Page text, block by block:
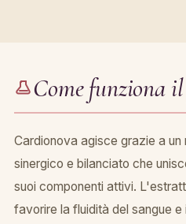
Come funziona
Cardionova agisce grazie a
sinergico e bilanciato che
suoi componenti attivi.
favorire la fluidità del sangue